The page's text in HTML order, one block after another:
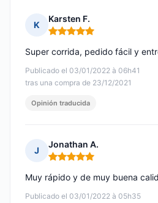
K
Karsten F.
Nota: 5 de 5
Publicado el 03/01/2022 à 06h41
tras una compra de 23/12/2021
Super corrida, pedido fácil y
Opinión traducida
J
Jonathan A.
Nota: 5 de 5
Publicado el 03/01/2022 à 05h35
Muy rápido y de muy buena